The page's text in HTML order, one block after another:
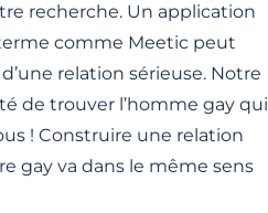
recherche. Un application
comme Meetic peut
relation sérieuse. Notre
de trouver l’homme gay qui
! Construire une relation
gay va dans le même sens